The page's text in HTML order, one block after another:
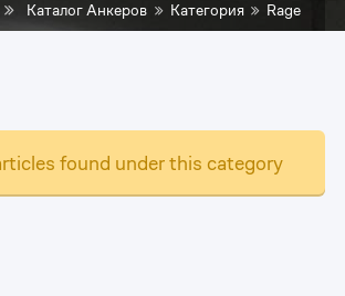
Каталог Анкеров Категория Rage
found under this category